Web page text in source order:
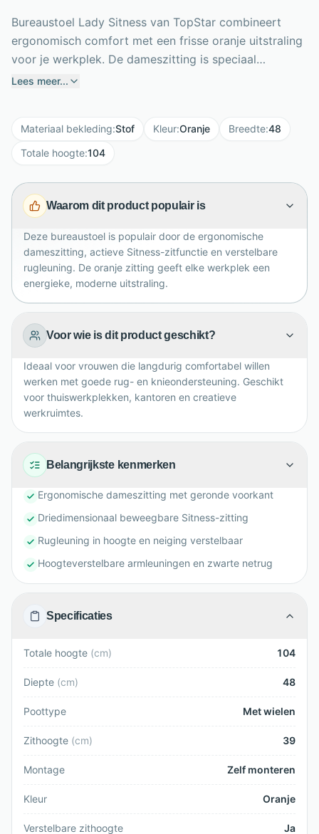
Bureaustoel Lady Sitness van TopStar combineert
ergonomisch comfort met een frisse oranje uitstraling
voor je werkplek. De dameszitting is speciaal
gevormd voor langdurig comfortabel zitten en heeft
Sitness-zitting blijf je actief zitten tijdens het werken.
De rugleuning met zwart gaas is afgestemd op de
Met traploze zithoogte van 39 tot 49 cm,
hoogteverstelbare armleuningen en een stevig zwart
dagelijks gebruik aan bureau of thuiskantoor.
Lees meer...
Materiaal bekleding:Stof Kleur:Oranje Breedte:48
Totale hoogte:104
Waarom dit product populair is
Deze bureaustoel is populair door de ergonomische
dameszitting, actieve Sitness-zitfunctie en verstelbare
rugleuning. De oranje zitting geeft elke werkplek een
energieke, moderne uitstraling.
Voor wie is dit product geschikt?
Ideaal voor vrouwen die langdurig comfortabel willen
werken met goede rug- en knieondersteuning. Geschikt
voor thuiswerkplekken, kantoren en creatieve
werkruimtes.
Belangrijkste kenmerken
Ergonomische dameszitting met geronde voorkant
Driedimensionaal beweegbare Sitness-zitting
Rugleuning in hoogte en neiging verstelbaar
Hoogteverstelbare armleuningen en zwarte netrug
Specificaties
Totale hoogte (cm) 104
Diepte (cm) 48
Poottype Met wielen
Zithoogte (cm) 39
Montage Zelf monteren
Kleur Oranje
Verstelbare zithoogte Ja